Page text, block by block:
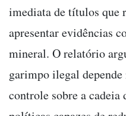
imediata de títulos que
apresentar evidências
mineral. O relatório
garimpo ilegal depende
controle sobre a cadeia